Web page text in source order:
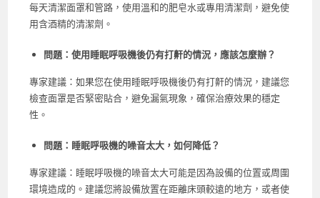
每天清潔面罩和管路，使用溫和的肥皂水或專用清潔劑，避免使
用含酒精的清潔劑。
問題：使用睡眠呼吸機後仍有打鼾的情況，應該怎麼辦？
專家建議：如果您在使用睡眠呼吸機後仍有打鼾的情況，建議您
檢查面罩是否緊密貼合，避免漏氣現象，確保治療效果的穩定
性。
問題：睡眠呼吸機的噪音太大，如何降低？
專家建議：睡眠呼吸機的噪音太大可能是因為設備的位置或周圍
環境造成的。建議您將設備放置在距離床頭較遠的地方，或者使